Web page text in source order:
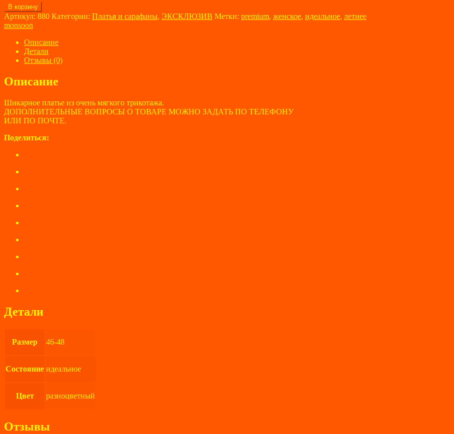
Количество
товара
Платье
monsoon
размер
В корзину
Артикул: 880 Категории: Платья и сарафаны, ЭКСКЛЮЗИВ Метки: premium, женское, идеальное, летнее
monsoon
Описание
Детали
Отзывы (0)
Описание
Шикарное платье из очень мягкого трикотажа.
ДОПОЛНИТЕЛЬНЫЕ ВОПРОСЫ О ТОВАРЕ МОЖНО ЗАДАТЬ ПО ТЕЛЕФОНУ
ИЛИ ПО ПОЧТЕ.
Поделиться:
Детали
Размер 46-48
Состояние идеальное
Цвет разноцветный
Отзывы